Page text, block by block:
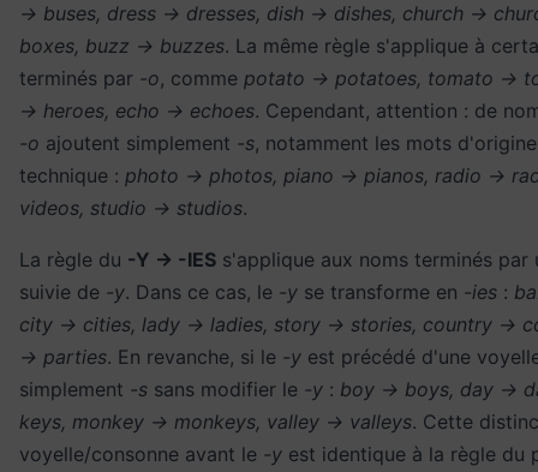
→ buses, dress → dresses, dish → dishes, church →
boxes, buzz → buzzes. La même règle s'applique à
terminés par -o, comme potato → potatoes, tomato →
→ heroes, echo → echoes. Cependant, attention : de
-o ajoutent simplement -s, notamment les mots
technique : photo → photos, piano → pianos, radio →
videos, studio → studios.
La règle du -Y → -IES s'applique aux noms terminés par
suivie de -y. Dans ce cas, le -y se transforme en -ies :
city → cities, lady → ladies, story → stories, country →
→ parties. En revanche, si le -y est précédé d'une
simplement -s sans modifier le -y : boy → boys, day →
keys, monkey → monkeys, valley → valleys. Cette
voyelle/consonne avant le -y est identique à la règle du